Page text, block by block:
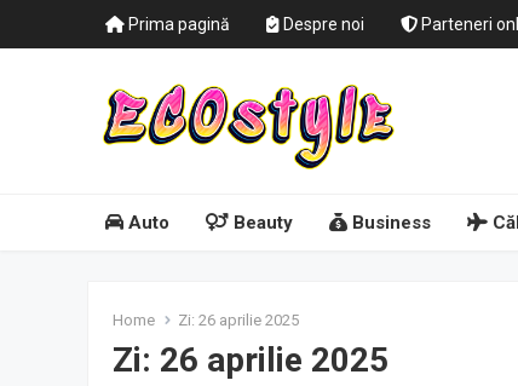
Prima pagină Despre noi Parteneri
Auto Beauty Business
Home Zi: 26 aprilie 2025
Zi: 26 aprilie 2025